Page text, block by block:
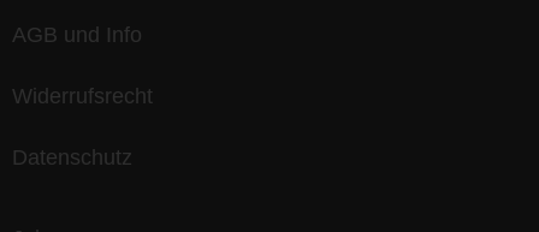
AGB und Info
Widerrufsrecht
Datenschutz